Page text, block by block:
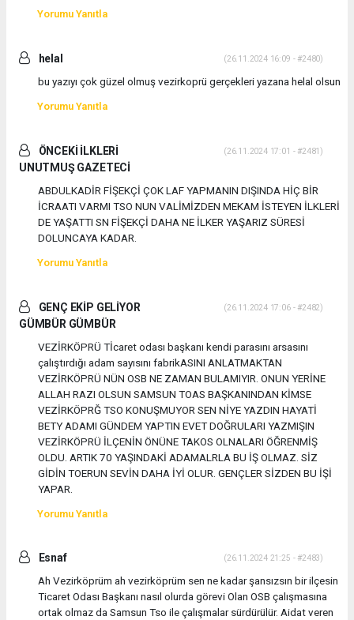
Yorumu Yanıtla
helal (26.11.2024 16:09 - #2480)
bu yazıyı çok güzel olmuş vezirkoprü gerçekleri yazana helal olsun
Yorumu Yanıtla
ÖNCEKİ İLKLERİ
UNUTMUŞ GAZETECİ
(26.11.2024 17:01 - #2481)
ABDULKADİR FİŞEKÇİ ÇOK LAF YAPMANIN DIŞINDA HİÇ BİR
İCRAATI VARMI TSO NUN VALİMİZDEN MEKAM İSTEYEN İLKLERİ
DE YAŞATTI SN FİŞEKÇİ DAHA NE İLKER YAŞARIZ SÜRESİ
DOLUNCAYA KADAR.
Yorumu Yanıtla
GENÇ EKİP GELİYOR
GÜMBÜR GÜMBÜR
(26.11.2024 17:06 - #2482)
VEZİRKÖPRÜ Tİcaret odası başkanı kendi parasını arsasını
çalıştırdığı adam sayısını fabrikASINI ANLATMAKTAN
VEZİRKÖPRÜ NÜN OSB NE ZAMAN BULAMIYIR. ONUN YERİNE
ALLAH RAZI OLSUN SAMSUN TOAS BAŞKANINDAN KİMSE
VEZİRKÖPRĞ TSO KONUŞMUYOR SEN NİYE YAZDIN HAYATİ
BETY ADAMI GÜNDEM YAPTIN EVET DOĞRULARI YAZMIŞIN
VEZİRKÖPRÜ İLÇENİN ÖNÜNE TAKOS OLNALARI ÖĞRENMİŞ
OLDU. ARTIK 70 YAŞINDAKİ ADAMALRLA BU İŞ OLMAZ. SİZ
GİDİN TOERUN SEVİN DAHA İYİ OLUR. GENÇLER SİZDEN BU İŞİ
YAPAR.
Yorumu Yanıtla
Esnaf (26.11.2024 21:25 - #2483)
Ah Vezirköprüm ah vezirköprüm sen ne kadar şansızsın bir ilçesin
Ticaret Odası Başkanı nasıl olurda görevi Olan OSB çalışmasına
ortak olmaz da Samsun Tso ile çalışmalar sürdürülür. Aidat veren